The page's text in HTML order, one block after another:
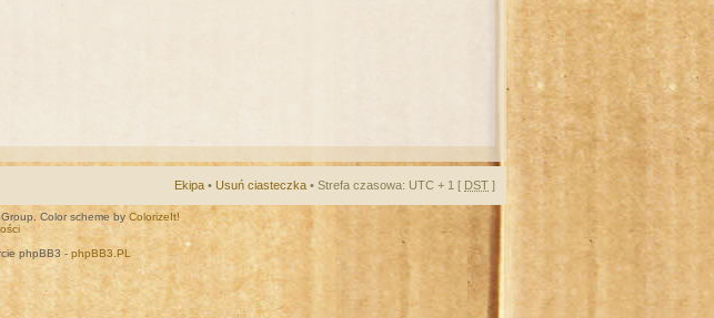
Ekipa • Usuń ciasteczka • Strefa czasowa: UTC + 1 [ DST ]
Color scheme by ColorizeIt!
phpBB3 - phpBB3.PL